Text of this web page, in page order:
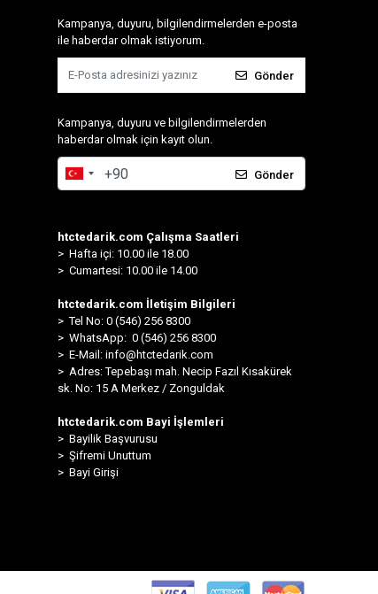
Kampanya, duyuru, bilgilendirmelerden e-posta
ile haberdar olmak istiyorum.
Gönder
Kampanya, duyuru ve bilgilendirmelerden
haberdar olmak için kayıt olun.
Gönder
htctedarik.com Çalışma Saatleri
> Hafta içi: 10.00 ile 18.00
> Cumartesi: 10.00 ile 14.00
htctedarik.com İletişim Bilgileri
> Tel No: 0 (546) 256 8300
> WhatsApp: 0 (546) 256 8300
> E-Mail: info@htctedarik.com
> Adres: Tepebaşı mah. Necip Fazıl Kısakürek
sk. No: 15 A Merkez / Zonguldak
htctedarik.com Bayi İşlemleri
> Bayilik Başvurusu
> Şifremi Unuttum
> Bayi Girişi